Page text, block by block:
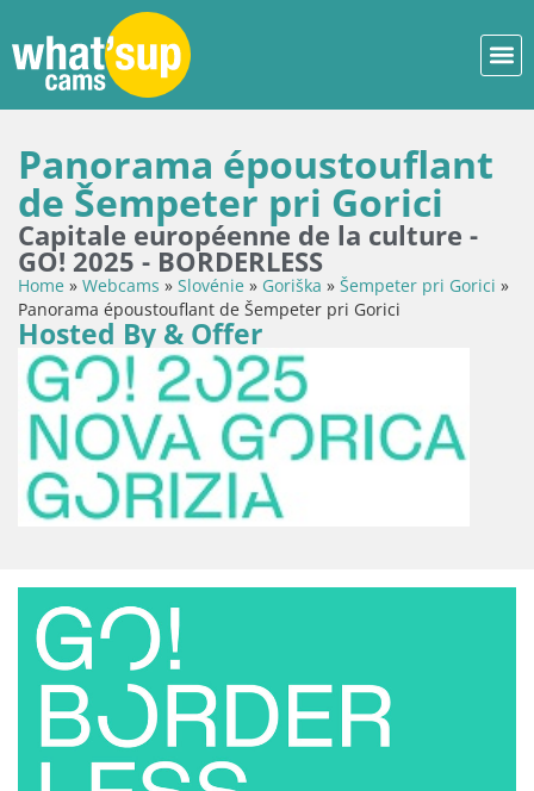
Panorama époustouflant
de Šempeter pri Gorici
Capitale européenne de la culture -
GO! 2025 - BORDERLESS
Home » Webcams » Slovénie » Goriška » Šempeter pri Gorici »
Panorama époustouflant de Šempeter pri Gorici
Hosted By & Offer